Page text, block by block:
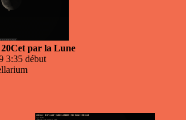
par la Lune
3:35 début